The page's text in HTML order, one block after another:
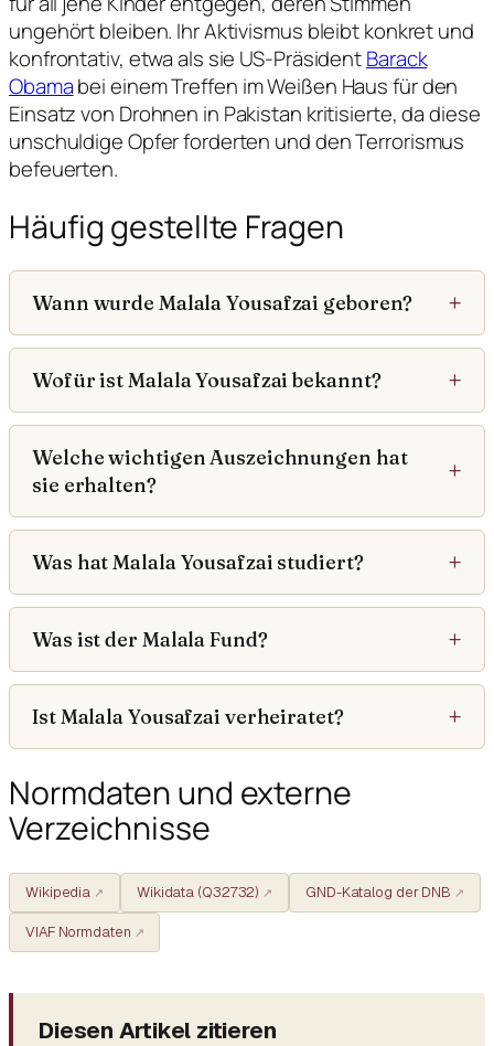
ungehört bleiben. Ihr Aktivismus bleibt konkret und
konfrontativ, etwa als sie US-PräsidentBarack
Obamabei einem Treffen im Weißen Haus für den
Einsatz von Drohnen in Pakistan kritisierte, da diese
unschuldige Opfer forderten und den Terrorismus
befeuerten.
Häufig gestellte Fragen
Wann wurde Malala Yousafzai geboren?
Wofür ist Malala Yousafzai bekannt?
Welche wichtigen Auszeichnungen hat
sie erhalten?
Was hat Malala Yousafzai studiert?
Was ist der Malala Fund?
Ist Malala Yousafzai verheiratet?
Normdaten und externe
Verzeichnisse
Wikipedia Wikidata (Q32732) GND-Katalog der DNB
VIAF Normdaten
Diesen Artikel zitieren